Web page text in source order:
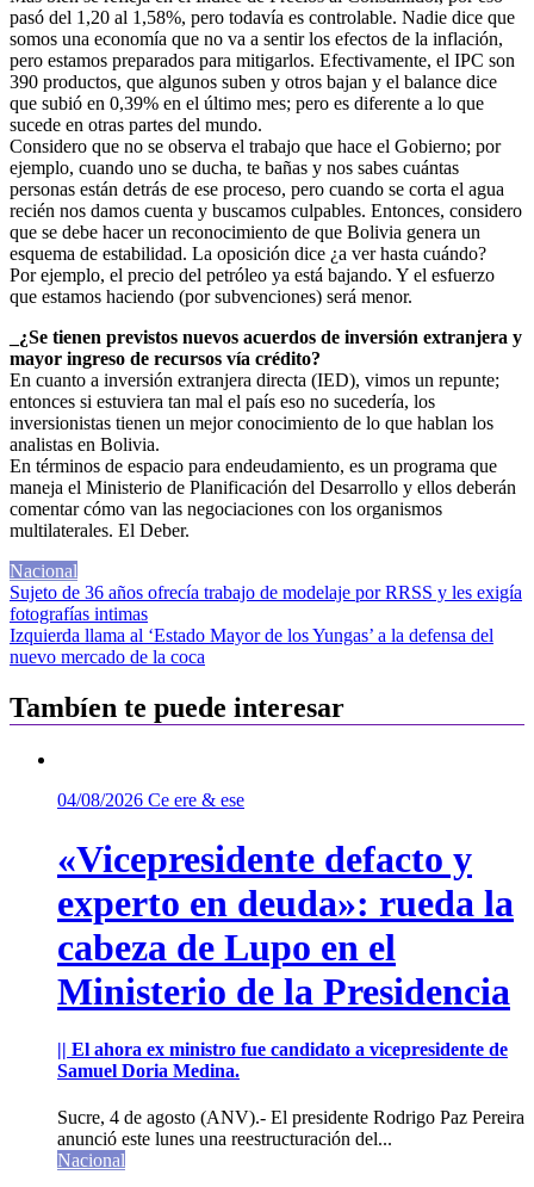
pasó del 1,20 al 1,58%, pero todavía es controlable. Nadie dice que
somos una economía que no va a sentir los efectos de la inflación,
pero estamos preparados para mitigarlos. Efectivamente, el IPC son
390 productos, que algunos suben y otros bajan y el balance dice
que subió en 0,39% en el último mes; pero es diferente a lo que
sucede en otras partes del mundo.
Considero que no se observa el trabajo que hace el Gobierno; por
ejemplo, cuando uno se ducha, te bañas y nos sabes cuántas
personas están detrás de ese proceso, pero cuando se corta el agua
recién nos damos cuenta y buscamos culpables. Entonces, considero
que se debe hacer un reconocimiento de que Bolivia genera un
esquema de estabilidad. La oposición dice ¿a ver hasta cuándo?
Por ejemplo, el precio del petróleo ya está bajando. Y el esfuerzo
que estamos haciendo (por subvenciones) será menor.
_¿Se tienen previstos nuevos acuerdos de inversión extranjera y
mayor ingreso de recursos vía crédito?
En cuanto a inversión extranjera directa (IED), vimos un repunte;
entonces si estuviera tan mal el país eso no sucedería, los
inversionistas tienen un mejor conocimiento de lo que hablan los
analistas en Bolivia.
En términos de espacio para endeudamiento, es un programa que
maneja el Ministerio de Planificación del Desarrollo y ellos deberán
comentar cómo van las negociaciones con los organismos
multilaterales. El Deber.
Nacional
Navegación
de
entradas
Sujeto de 36 años ofrecía trabajo de modelaje por RRSS y les exigía
fotografías intimas
Izquierda llama al ‘Estado Mayor de los Yungas’ a la defensa del
nuevo mercado de la coca
Tambíen te puede interesar
04/08/2026 Ce ere & ese
«Vicepresidente defacto y
experto en deuda»: rueda la
cabeza de Lupo en el
Ministerio de la Presidencia
|| El ahora ex ministro fue candidato a vicepresidente de
Samuel Doria Medina.
Sucre, 4 de agosto (ANV).- El presidente Rodrigo Paz Pereira
anunció este lunes una reestructuración del...
Nacional